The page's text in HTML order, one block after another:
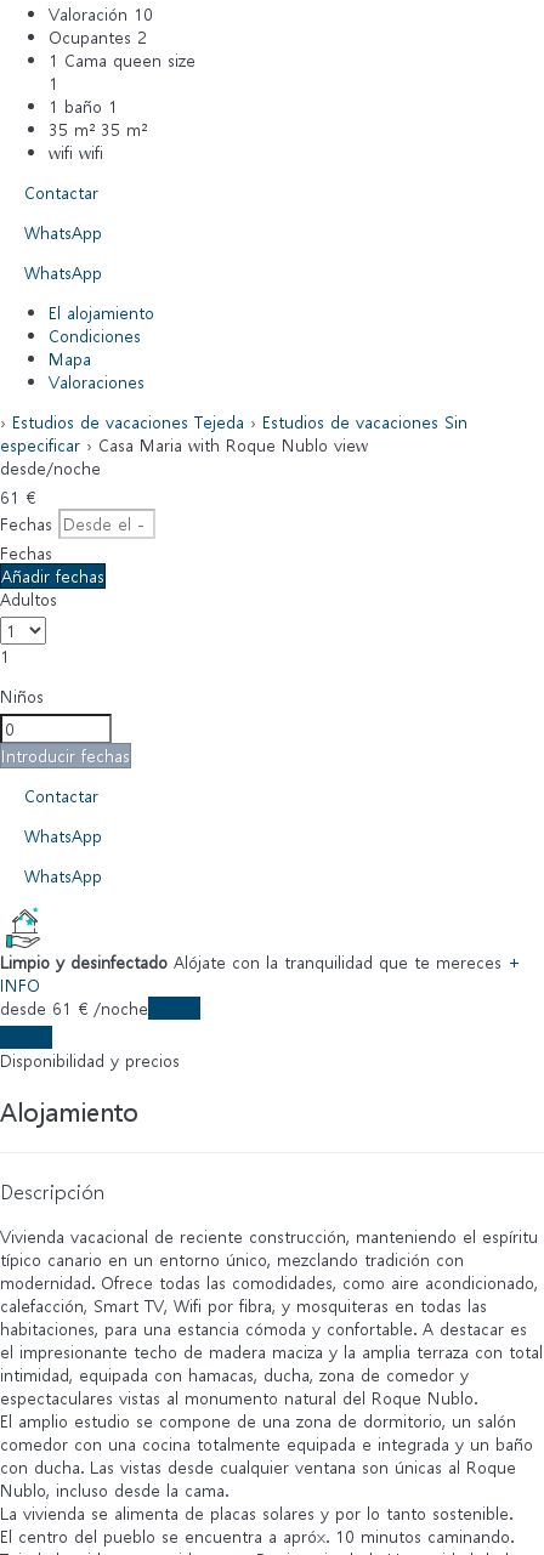
Valoración 10
Ocupantes 2
1 Cama queen size
1
1 baño 1
35 m² 35 m²
wifi wifi
Contactar
WhatsApp
WhatsApp
El alojamiento
Condiciones
Mapa
Valoraciones
› Estudios de vacaciones Tejeda › Estudios de vacaciones Sin
especificar › Casa Maria with Roque Nublo view
desde/noche
61 €
Fechas
Fechas
Añadir fechas
Adultos
1
Niños
Introducir fechas
Contactar
WhatsApp
WhatsApp
Limpio y desinfectado Alójate con la tranquilidad que te mereces +
INFO
desde 61 € /noche
Disponibilidad y precios
Alojamiento
Descripción
Vivienda vacacional de reciente construcción, manteniendo el espíritu
típico canario en un entorno único, mezclando tradición con
modernidad. Ofrece todas las comodidades, como aire acondicionado,
calefacción, Smart TV, Wifi por fibra, y mosquiteras en todas las
habitaciones, para una estancia cómoda y confortable. A destacar es
el impresionante techo de madera maciza y la amplia terraza con total
intimidad, equipada con hamacas, ducha, zona de comedor y
espectaculares vistas al monumento natural del Roque Nublo.
El amplio estudio se compone de una zona de dormitorio, un salón
comedor con una cocina totalmente equipada e integrada y un baño
con ducha. Las vistas desde cualquier ventana son únicas al Roque
Nublo, incluso desde la cama.
La vivienda se alimenta de placas solares y por lo tanto sostenible.
El centro del pueblo se encuentra a apróx. 10 minutos caminando.